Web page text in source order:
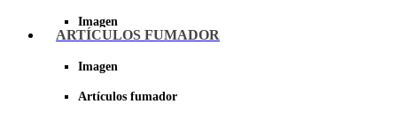
Imagen
ARTÍCULOS FUMADOR
Imagen
Artículos fumador